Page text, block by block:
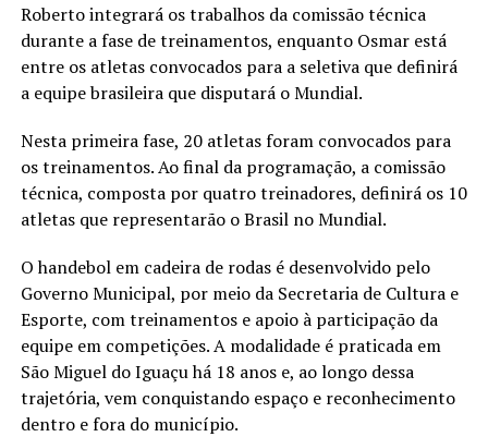
Roberto integrará os trabalhos da comissão técnica
durante a fase de treinamentos, enquanto Osmar está
entre os atletas convocados para a seletiva que definirá
a equipe brasileira que disputará o Mundial.
Nesta primeira fase, 20 atletas foram convocados para
os treinamentos. Ao final da programação, a comissão
técnica, composta por quatro treinadores, definirá os 10
atletas que representarão o Brasil no Mundial.
O handebol em cadeira de rodas é desenvolvido pelo
Governo Municipal, por meio da Secretaria de Cultura e
Esporte, com treinamentos e apoio à participação da
equipe em competições. A modalidade é praticada em
São Miguel do Iguaçu há 18 anos e, ao longo dessa
trajetória, vem conquistando espaço e reconhecimento
dentro e fora do município.